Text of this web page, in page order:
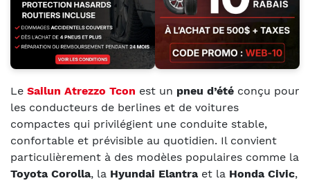
Le Sailun Atrezzo Tcon est un pneu d’été conçu pour
les conducteurs de berlines et de voitures
compactes qui privilégient une conduite stable,
confortable et prévisible au quotidien. Il convient
particulièrement à des modèles populaires comme la
Toyota Corolla, la Hyundai Elantraet la Honda Civic,